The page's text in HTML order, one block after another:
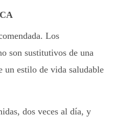
Los
son sustitutivos de una
un estilo de vida saludable
dos veces al día, y